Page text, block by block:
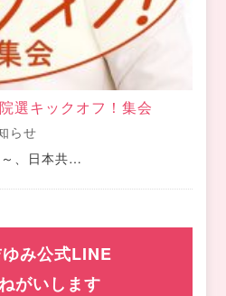
選キックオフ！集会
らせ
、日本共…
み公式LINE
がいします